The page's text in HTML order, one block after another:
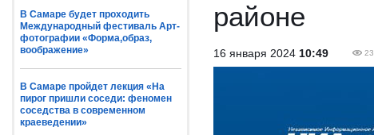
В Самаре будет проходить
Международный фестиваль Арт-
фотографии «Форма,образ,
воображение»
В Самаре пройдет лекция «На
пирог пришли соседи: феномен
соседства в современном
краеведении»
районе
16 января 2024 10:49